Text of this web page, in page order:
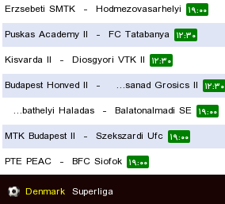
Erzsebeti SMTK - Hodmezovasarhelyi ۱۹:۰۰
Puskas Academy II - FC Tatabanya ۱۲:۳۰
Kisvarda II - Diosgyori VTK II ۱۲:۳۰
Budapest Honved II - Szeged-Csanad Grosics II ۱۲:۳۰
Szombathelyi Haladas
- Balatonalmadi SE ۱۹:۰۰
MTK Budapest II - Szekszardi Ufc ۱۹:۰۰
PTE PEAC - BFC Siofok ۱۹:۰۰
Denmark Superliga